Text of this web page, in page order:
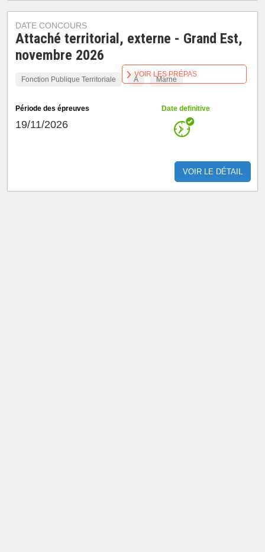
DATE CONCOURS
Attaché territorial, externe - Grand Est,
novembre 2026
Fonction Publique Territoriale A Marne
Période des épreuves
19/11/2026
Date definitive
VOIR LE DÉTAIL
VOIR LES PRÉPAS